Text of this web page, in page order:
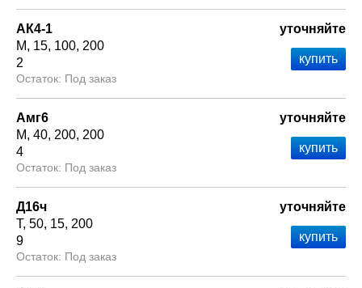
АК4-1
М
15 100 200
2
Под заказ
уточняйте
Амг6
М 40 200 200
4
Под заказ
уточняйте
Д16ч
Т 50 15 200
9
Под заказ
уточняйте